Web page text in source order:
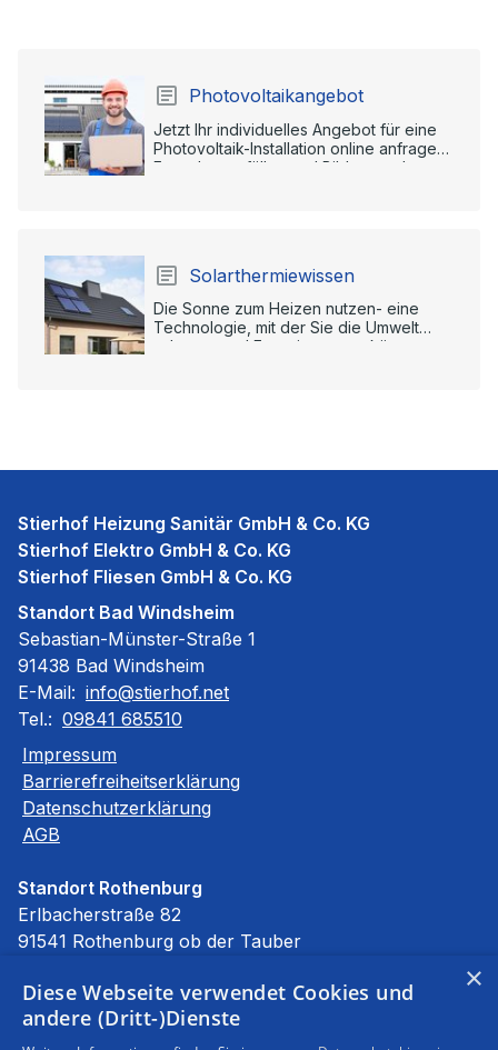
Photovoltaikangebot
Jetzt Ihr individuelles Angebot für eine
Photovoltaik-Installation online anfragen:
Formular ausfüllen und Bilder senden.
Solarthermiewissen
Die Sonne zum Heizen nutzen- eine
Technologie, mit der Sie die Umwelt
schonen und Energie sparen können.
Stierhof Heizung Sanitär GmbH & Co. KG
Stierhof Elektro GmbH & Co. KG
Stierhof Fliesen GmbH & Co. KG
Standort Bad Windsheim
Sebastian-Münster-Straße 1
91438 Bad Windsheim
E-Mail: info@stierhof.net
Tel.: 09841 685510
Impressum
Barrierefreiheitserklärung
Datenschutzerklärung
AGB
Standort Rothenburg
Erlbacherstraße 82
91541 Rothenburg ob der Tauber
Tel.: 09861 94590
Unsere Bereiche
×
Diese Webseite verwendet Cookies und
andere (Dritt-)Dienste